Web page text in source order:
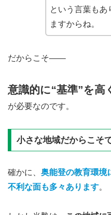
という言葉もあ
ますからね。
だからこそ――
意識的に“基準”を高
が必要なのです。
小さな地域だからこそ
確かに、 奥能登の教育環境
不利な面も多々あります。